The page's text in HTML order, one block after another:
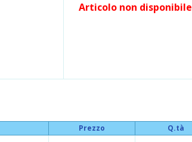
Articolo non disponibile
Prezzo Q.tà